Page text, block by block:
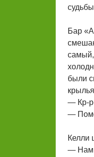
Бар
были
— Кр-
—
Келли
— Нам